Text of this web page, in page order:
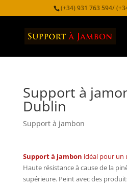
(+34) 931 763 594/
Support à
Dublin
Support à jambon
Support à jambon idéal pour un
Haute résistance à cause de la
supérieure. Peint avec des